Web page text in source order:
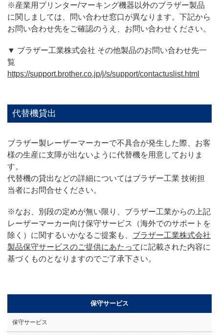
※産業用プリンター/マーキング機器以外のブラザー製品
に関しましては、問い合わせ窓口が異なります。下記から
お問い合わせ先をご確認のうえ、お問い合わせください。
▼ ブラザー工業株式会社 その他製品のお問い合わせ先一
覧
https://support.brother.co.jp/j/s/support/contactuslist.html
代替機貸出
ブラザー製レーザーマーカーで不具合が発生した際、お客
様の生産に支障が出ないように代替機を用意しておりま
す。
代替機の貸出などの詳細についてはブラザー工業 技術担
当者にお問合せください。
※なお、別段の定めが無い限り、ブラザー工業からの上記
レーザーマーカー向け保守サービス（海外でのサポートを
除く）に関するいかなるご提案も、 ブラザー工業株式会社
製品保守サービスのご提供にあたってに記載された内容に
基づくものとなりますのでご了承下さい。
保守サービス
保守サービス